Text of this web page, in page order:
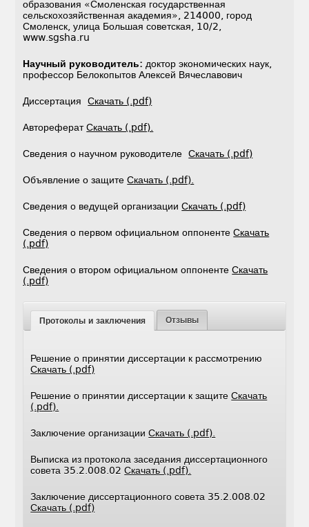
образования «Смоленская государственная
сельскохозяйственная академия», 214000, город
Смоленск, улица Большая советская, 10/2,
www.sgsha.ru
Научный руководитель: доктор экономических наук,
профессор Белокопытов Алексей Вячеславович
ДиссертацияСкачать (.pdf)
АвторефератСкачать (.pdf).
Сведения о научном руководителеСкачать (.pdf)
Объявление о защитеСкачать (.pdf).
Сведения о ведущей организацииСкачать (.pdf)
Сведения о первом официальном оппонентеСкачать
(.pdf)
Сведения о втором официальном оппонентеСкачать
(.pdf)
Протоколы и заключения Отзывы
Решение о принятии диссертации к рассмотрению
Скачать (.pdf)
Решение о принятии диссертации к защитеСкачать
(.pdf).
Заключение организацииСкачать (.pdf).
Выписка из протокола заседания диссертационного
совета 35.2.008.02Скачать (.pdf).
Заключение диссертационного совета 35.2.008.02
Скачать (.pdf)